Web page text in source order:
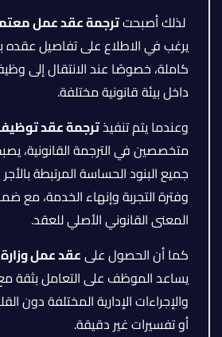
لذلك أصبحتترجمة عقد عمل
يرغب في الاطلاع على تفاصيل عقده
كاملة، خصوصًا عند الانتقال إلى
داخل بيئة قانونية مختلفة.
وعندما يتم تنفيذترجمة عقد
متخصصين في الترجمة القانونية،
جميع البنود الحساسة المرتبطة
وفترة التجربة وإنهاء الخدمة، مع
المعنى القانوني الأصلي للعقد.
كما أن الحصول علىعقد عمل
يساعد الموظف على التعامل بثقة
والإجراءات الإدارية المختلفة دون
أو تفسيرات غير دقيقة.